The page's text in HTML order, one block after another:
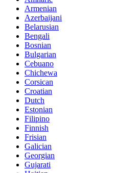
Armenian
Azerbaijani
Belarusian
Bengali
Bosnian
Bulgarian
Cebuano
Chichewa
Corsican
Croatian
Dutch
Estonian
Filipino
Finnish
Frisian
Galician
Georgian
Gujarati